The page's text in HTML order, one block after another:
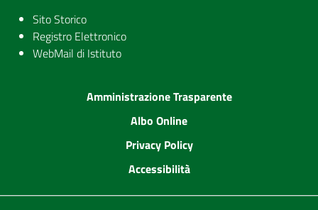
Sito Storico
Registro Elettronico
WebMail di Istituto
Amministrazione Trasparente
Albo Online
Privacy Policy
Accessibilità